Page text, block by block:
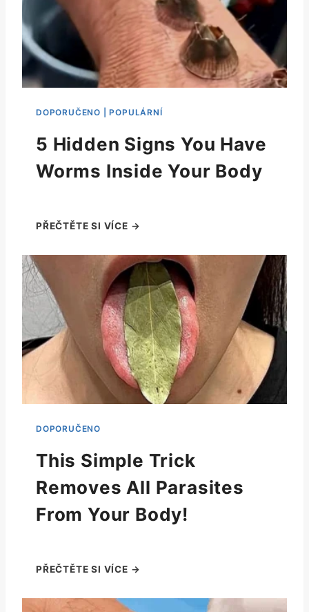
5 Hidden Signs You Have
Worms Inside Your Body
This Simple Trick
Removes All Parasites
From Your Body!